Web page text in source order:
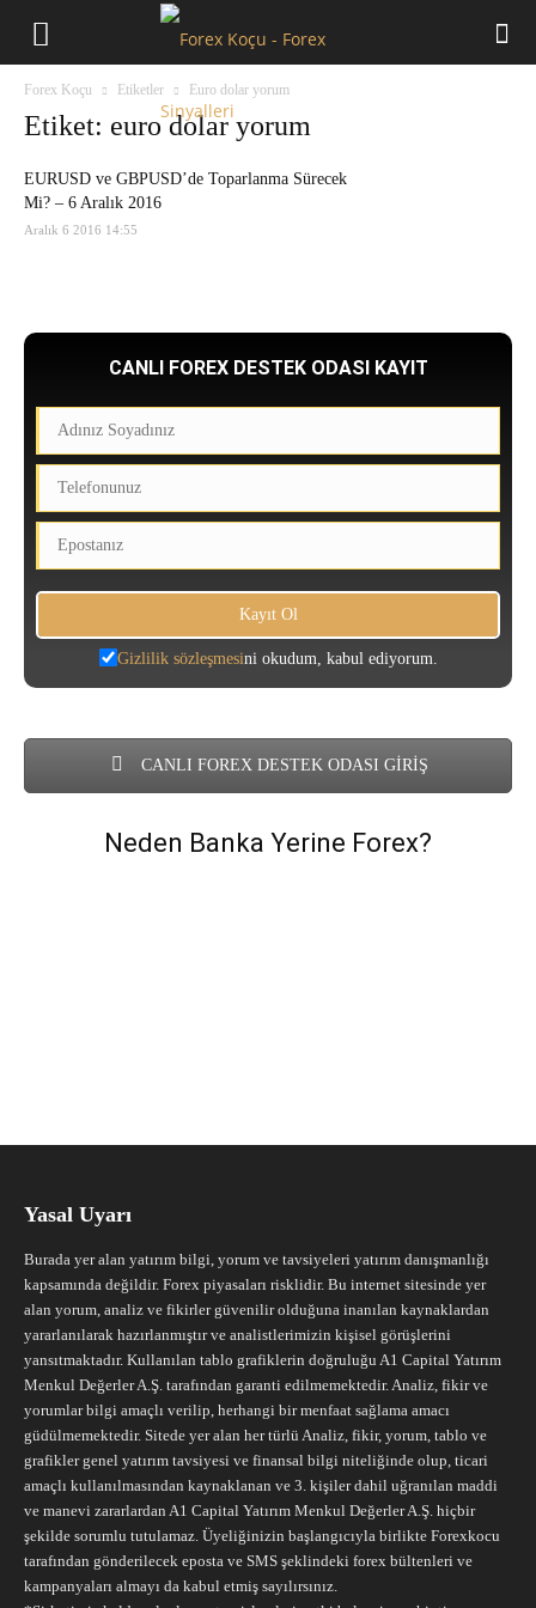
Forex Koçu Etiketler Euro dolar yorum
Etiket: euro dolar yorum
EURUSD ve GBPUSD’de Toparlanma Sürecek
Mi? – 6 Aralık 2016
Aralık 6 2016 14:55
CANLI FOREX DESTEK ODASI KAYIT
Gizlilik sözleşmesini okudum, kabul ediyorum.
CANLI FOREX DESTEK ODASI GİRİŞ
Neden Banka Yerine Forex?
Yasal Uyarı
Burada yer alan yatırım bilgi, yorum ve tavsiyeleri yatırım danışmanlığı
kapsamında değildir. Forex piyasaları risklidir. Bu internet sitesinde yer
alan yorum, analiz ve fikirler güvenilir olduğuna inanılan kaynaklardan
yararlanılarak hazırlanmıştır ve analistlerimizin kişisel görüşlerini
yansıtmaktadır. Kullanılan tablo grafiklerin doğruluğu A1 Capital Yatırım
Menkul Değerler A.Ş. tarafından garanti edilmemektedir. Analiz, fikir ve
yorumlar bilgi amaçlı verilip, herhangi bir menfaat sağlama amacı
güdülmemektedir. Sitede yer alan her türlü Analiz, fikir, yorum, tablo ve
grafikler genel yatırım tavsiyesi ve finansal bilgi niteliğinde olup, ticari
amaçlı kullanılmasından kaynaklanan ve 3. kişiler dahil uğranılan maddi
ve manevi zararlardan A1 Capital Yatırım Menkul Değerler A.Ş. hiçbir
şekilde sorumlu tutulamaz. Üyeliğinizin başlangıcıyla birlikte Forexkocu
tarafından gönderilecek eposta ve SMS şeklindeki forex bültenleri ve
kampanyaları almayı da kabul etmiş sayılırsınız.